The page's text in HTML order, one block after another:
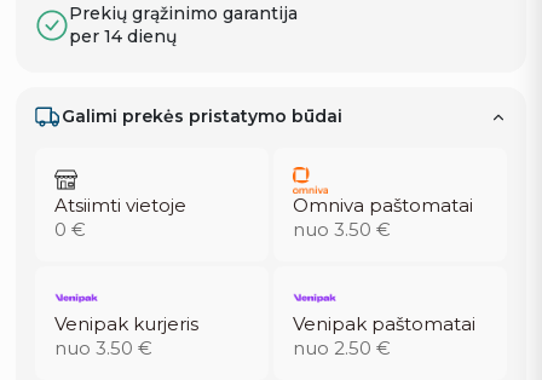
Prekių grąžinimo garantija
per 14 dienų
Galimi prekės pristatymo būdai
Atsiimti vietoje
0 €
Omniva paštomatai
nuo 3.50 €
Venipak kurjeris
nuo 3.50 €
Venipak paštomatai
nuo 2.50 €